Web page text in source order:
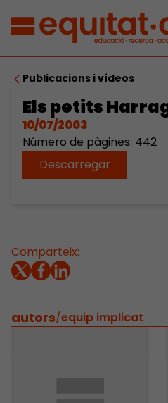
Publicacions i vídeos
Els petits
10/07/2003
Número de pàgines: 442
Descarregar
Comparteix:
autors/equip implicat